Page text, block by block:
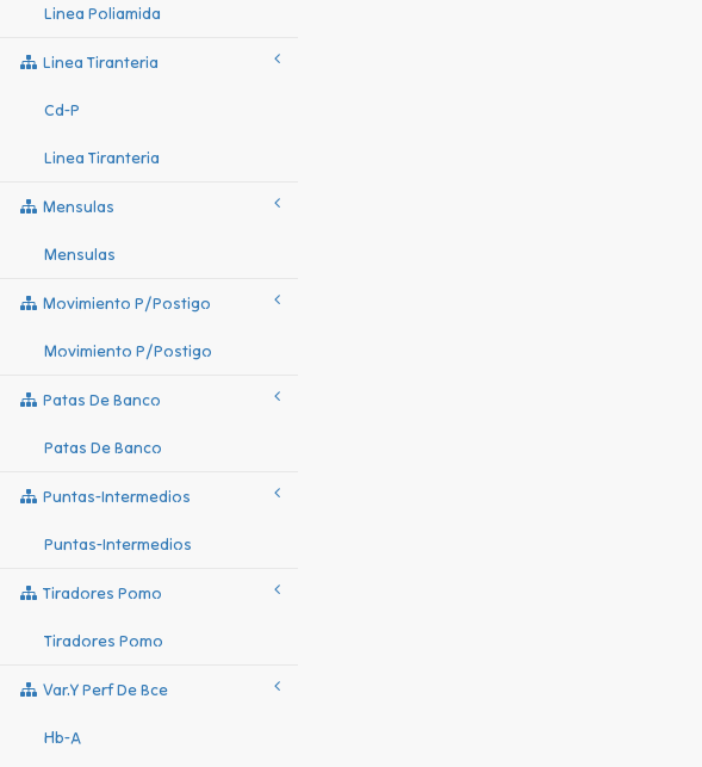
Linea Poliamida
Linea Tiranteria
Cd-P
Linea Tiranteria
Mensulas
Mensulas
Movimiento P/postigo
Movimiento P/postigo
Patas De Banco
Patas De Banco
Puntas-Intermedios
Puntas-Intermedios
Tiradores Pomo
Tiradores Pomo
Var.y Perf De Bce
Hb-A